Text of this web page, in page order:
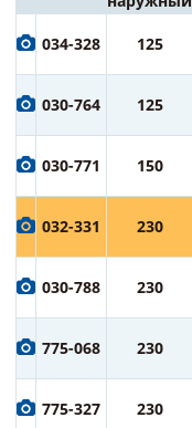
034-328 125
030-764 125
030-771 150
032-331 230
030-788 230
775-068 230
775-327 230